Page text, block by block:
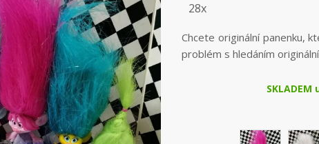
28x
Chcete originální panenku,
problém s hledáním